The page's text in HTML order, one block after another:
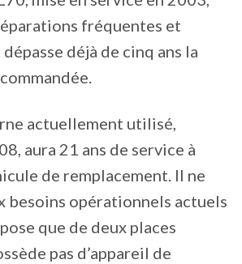
fréquentes et
déjà de cinq ans la
actuellement utilisé,
aura 21 ans de service à
de remplacement. Il ne
besoins opérationnels actuels
que de deux places
pas d’appareil de